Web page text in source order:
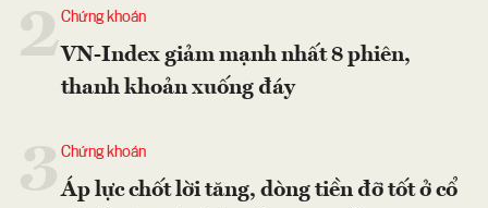
2Chứng khoán
VN-Index giảm mạnh nhất 8 phiên,
thanh khoản xuống đáy
Chứng khoán
Áp lực chốt lời tăng, dòng tiền đỡ tốt ở cổ